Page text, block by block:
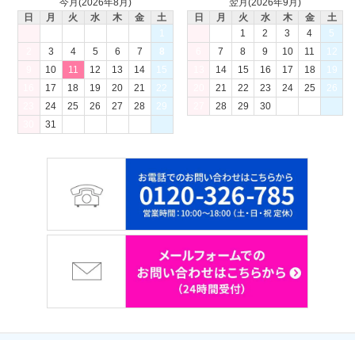
今月(2026年8月)
日
月 火 水 木 金
土
1
3 4 5 6 7
8
10 11 12 13 14
15
17 18 19 20 21
22
24 25 26 27 28
29
31
翌月(2026年9月)
日
月 火 水 木 金
土
1
2 3 4
5
7 8 9 10 11
12
14 15 16 17 18
19
21 22 23 24 25
26
28 29 30